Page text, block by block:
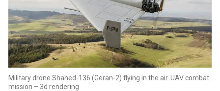
Military drone Shahed-136 (Geran-2) flying in the air. UAV combat
mission – 3d rendering